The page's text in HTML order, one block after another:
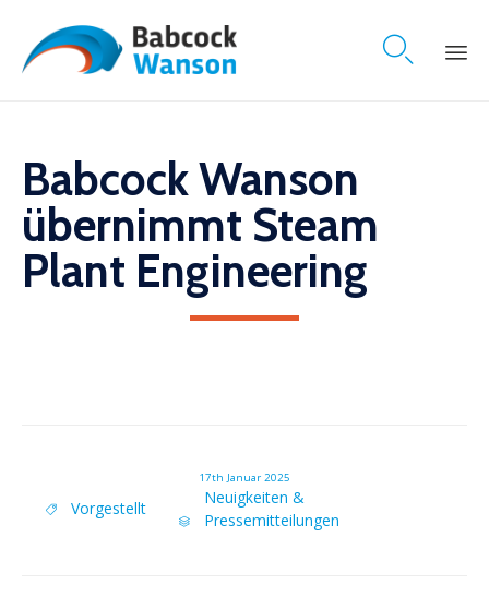

Babcock Wanson
übernimmt Steam
Plant Engineering
17th Januar 2025
 Tags
Vorgestellt

Category
Neuigkeiten &
Pressemitteilungen